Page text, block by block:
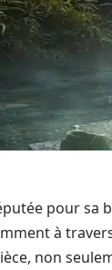
pour sa
à
non